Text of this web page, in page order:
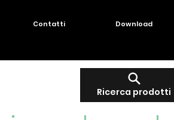
Ricerca prodotti
Contatti Download